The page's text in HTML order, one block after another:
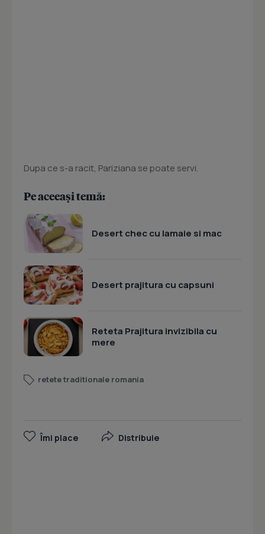
Dupa ce s-a racit, Pariziana se poate servi.
Pe aceeași temă:
Desert chec cu lamaie si mac
Desert prajitura cu capsuni
Reteta Prajitura invizibila cu
mere
retete traditionale romania
Îmi place Distribuie